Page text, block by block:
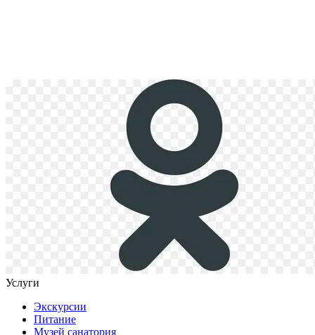
Услуги
Экскурсии
Питание
Музей санатория